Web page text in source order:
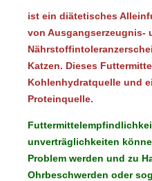
ist ein diätetisches
von Ausgangserzeugnis-
Katzen. Dieses
Kohlenhydratquelle und
Proteinquelle.
unverträglichkeiten
Problem werden und zu
Ohrbeschwerden oder